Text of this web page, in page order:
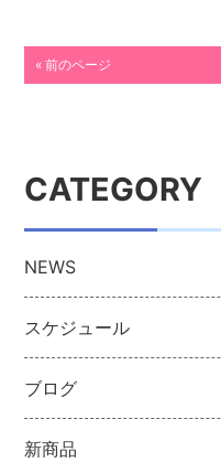
« 前のページ
CATEGORY
NEWS
スケジュール
ブログ
新商品